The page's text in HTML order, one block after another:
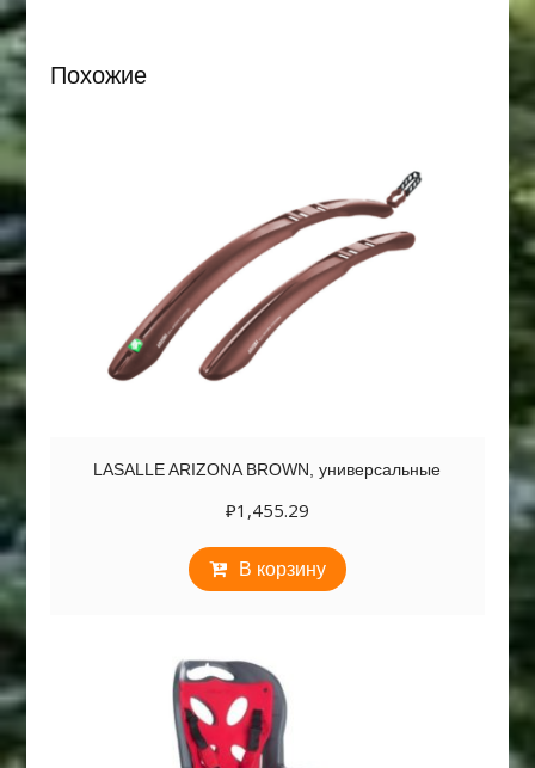
Похожие
LASALLE ARIZONA BROWN, универсальные
₽1,455.29
В корзину